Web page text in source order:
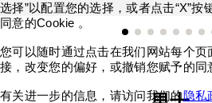
选择”以配置您的选择，或者点击“X”按
同意的Cookie 。
您可以随时通过点击在我们网站每个页
接，改变您的偏好，或撤销您赋予的同
有关进一步的信息，请访问我们的隐私